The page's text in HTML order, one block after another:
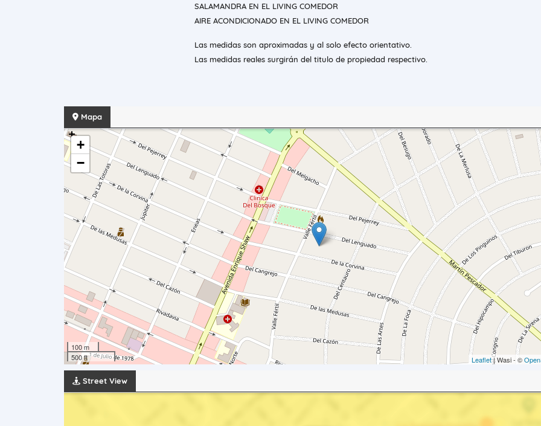
SALAMANDRA EN EL LIVING COMEDOR
AIRE ACONDICIONADO EN EL LIVING COMEDOR
Las medidas son aproximadas y al solo efecto orientativo.
Las medidas reales surgirán del titulo de propiedad respectivo.
Mapa
+
−
100 m
500 ft
Leaflet| Wasi - ©
Street View